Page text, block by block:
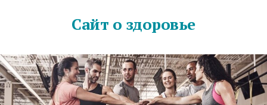
Сайт о здоровье